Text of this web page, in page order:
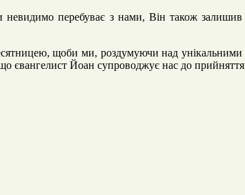
невидимо перебуває з нами, Він також
щоби ми, роздумуючи над унікальними
Йоан супроводжує нас до прийняття